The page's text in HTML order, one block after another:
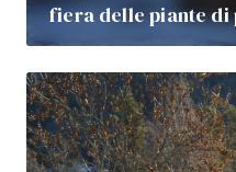
fiera delle piante di